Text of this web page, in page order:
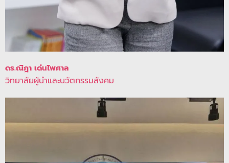
ดร.ณิฎา เด่นไพศาล
วิทยาลัยผู้นำและนวัตกรรมสังคม